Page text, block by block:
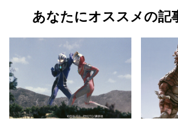
あなたにオススメの記